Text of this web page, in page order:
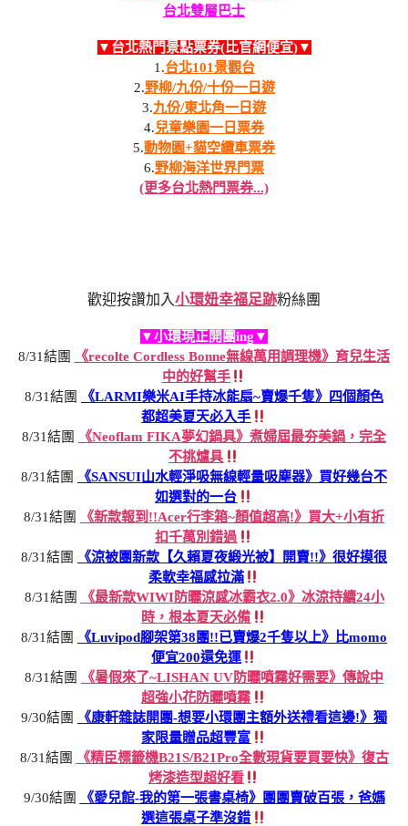
台北雙層巴士
▼台北熱門景點票券(比官網便宜)▼
1.台北101景觀台
2.野柳/九份/十份一日遊
3.九份/東北角一日遊
4.兒童樂園一日票券
5.動物園+貓空纜車票券
6.野柳海洋世界門票
(更多台北熱門票券...)
歡迎按讚加入小環妞幸福足跡粉絲團
▼小環現正開團ing▼
8/31結團
《recolte Cordless Bonne無線萬用調理機》育兒生活
中的好幫手
8/31結團
《LARMI樂米AI手持冰能扇~賣爆千隻》四個顏色
都超美夏天必入手
8/31結團
《Neoflam FIKA夢幻鍋具》煮婦屆最夯美鍋，完全
不挑爐具
8/31結團
《SANSUI山水輕淨吸無線輕量吸塵器》買好幾台不
如選對的一台
8/31結團
《新款報到!!Acer行李箱~顏值超高!》買大+小有折
扣千萬別錯過
8/31結團
《涼被團新款【久賴夏夜緞光被】開賣!!》很好摸很
柔軟幸福感拉滿
8/31結團
《最新款WIWI防曬涼感冰霸衣2.0》冰涼持續24小
時，根本夏天必備
8/31結團
《Luvipod腳架第38團!!已賣爆2千隻以上》比momo
便宜200還免運
8/31結團
《暑假來了~LISHAN UV防曬噴霧好需要》傳說中
超強小花防曬噴霧
9/30結團
《康軒雜誌開團-想要小環團主額外送禮看這邊!》獨
家限量贈品超豐富
8/31結團
《精臣標籤機B21S/B21Pro全數現貨要買要快》復古
烤漆造型超好看
9/30結團
《愛兒館-我的第一張書桌椅》團團賣破百張，爸媽
選這張桌子準沒錯